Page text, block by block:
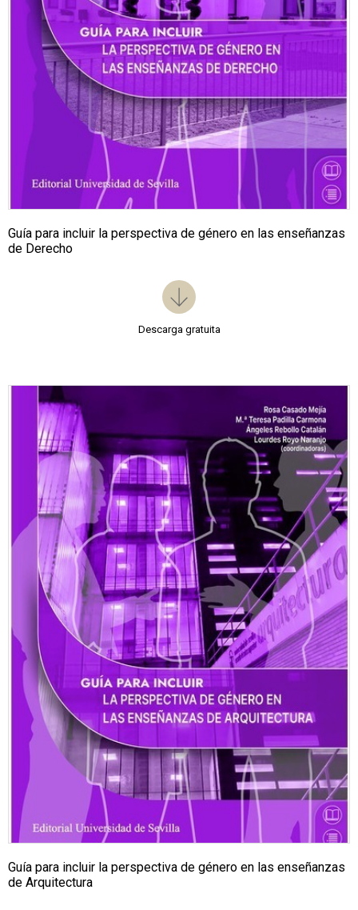
Guía para incluir la perspectiva de género en las enseñanzas
de Derecho
Descarga gratuita
Guía para incluir la perspectiva de género en las enseñanzas
de Arquitectura